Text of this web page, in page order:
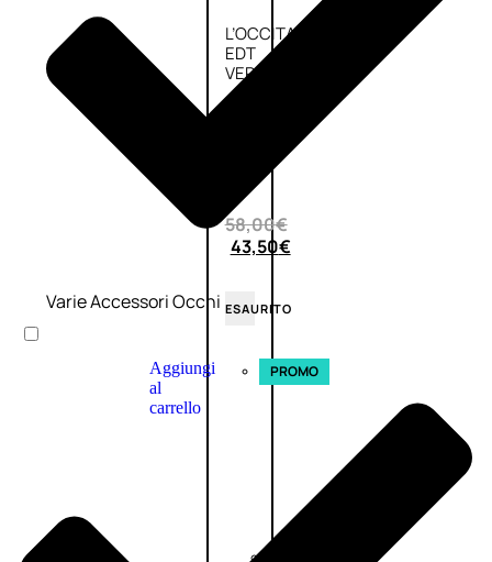
L’OCCITANE
EDT
VERBENA
E
58,00€
43,50€
ESAURITO
Aggiungi
al
carrello
PROMO
Varie Accessori Occhi